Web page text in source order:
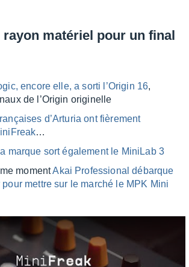
maté­riel pour un final
encore elle, a sorti l’Ori­gin 16,
de l’Ori­gin origi­nelle
d’Ar­tu­ria ont fière­ment
…
marque sort égale­ment le Mini­Lab 3
momentAkai Profes­sio­nal débarque
mettre sur le marché le MPK Mini